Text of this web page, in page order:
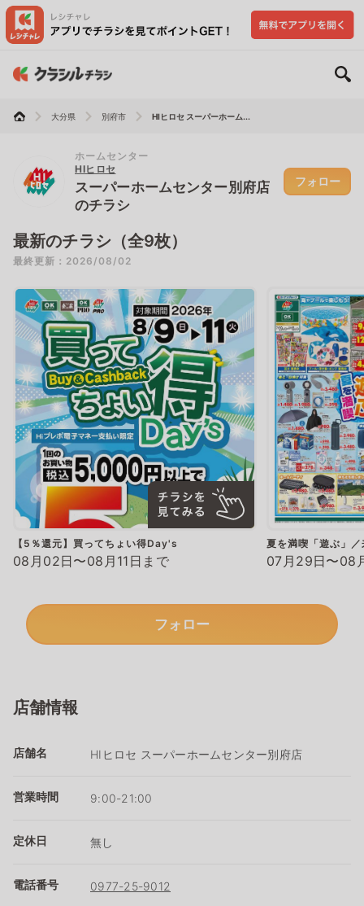
大分県 別府市 HIヒロセ スーパーホーム...
ホームセンター
HIヒロセ
スーパーホームセンター別府店
のチラシ
フォロー
最新のチラシ（全9枚）
最終更新：2026/08/02
【5％還元】買ってちょい得Day's
08月02日〜08月11日まで
夏を満喫「遊ぶ」
07月29日〜08
フォロー
店舗情報
店舗名 HIヒロセ スーパーホームセンター別府店
営業時間 9:00-21:00
定休日 無し
電話番号 0977-25-9012